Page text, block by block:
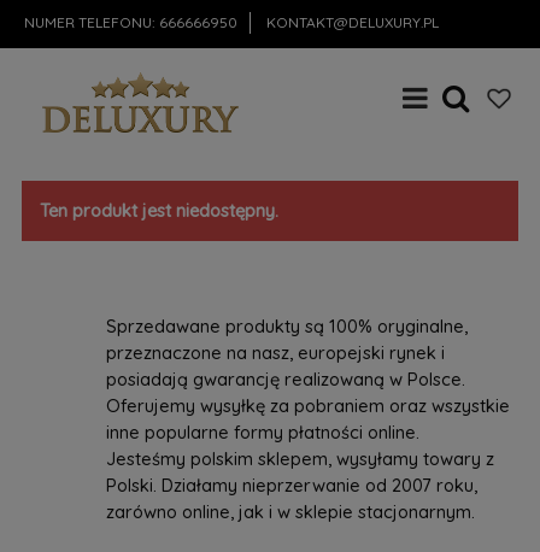
NUMER TELEFONU: 666666950 KONTAKT@DELUXURY.PL
Ten produkt jest niedostępny.
Sprzedawane produkty są 100% oryginalne,
przeznaczone na nasz, europejski rynek i
posiadają gwarancję realizowaną w Polsce.
Oferujemy wysyłkę za pobraniem oraz wszystkie
inne popularne formy płatności online.
Jesteśmy polskim sklepem, wysyłamy towary z
Polski. Działamy nieprzerwanie od 2007 roku,
zarówno online, jak i w sklepie stacjonarnym.